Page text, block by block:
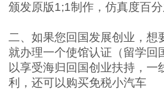
颁发原版1;1制作，仿真度百
二、如果您回国发展创业，想
就办理一个使馆认证（留学回
以享受海归回国创业扶持，一
利，还可以购买免税小汽车